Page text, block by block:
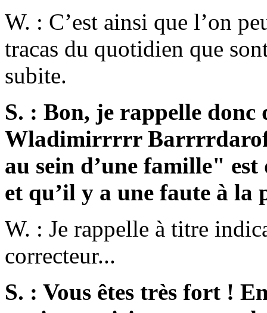
W. : C’est ainsi que l’on
tracas du quotidien que
subite.
S. : Bon, je rappelle donc
Wladimirrrrr
au sein d’une famille"
et qu’il y a une faute à la
W. : Je rappelle à titre
correcteur...
S. : Vous êtes très fort !